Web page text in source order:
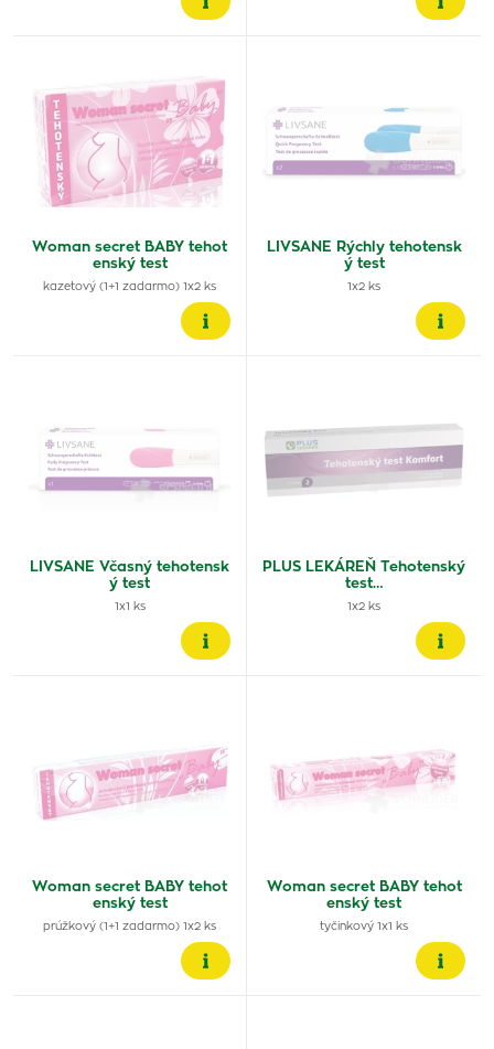
Woman secret BABY tehot
enský test
kazetový (1+1 zadarmo) 1x2 ks
LIVSANE Rýchly tehotensk
ý test
1x2 ks
LIVSANE Včasný tehotensk
ý test
1x1 ks
PLUS LEKÁREŇ Tehotenský
test…
1x2 ks
Woman secret BABY tehot
enský test
prúžkový (1+1 zadarmo) 1x2 ks
Woman secret BABY tehot
enský test
tyčinkový 1x1 ks